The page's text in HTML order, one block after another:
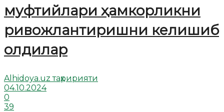
муфтийлари ҳамкорликни
ривожлантиришни келишиб
олдилар
Alhidoya.uz таҳририяти
04.10.2024
0
39